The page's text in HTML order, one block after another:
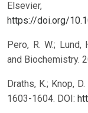
https://doi.org/
Pero, R. W.;
and Biochemistry.
Draths, K.; Knop,
1603-1604. DOI: